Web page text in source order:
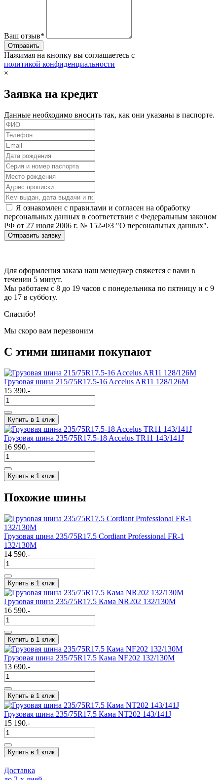
Ваш отзыв*
Нажимая на кнопку вы соглашаетесь с
политикой конфиденциальности
×
Заявка на кредит
Данные необходимо вносить так, как они указаны в паспорте.
Я ознакомлен с правилами и согласен на обработку
персональных данных в соответствии с Федеральным законом
РФ от 27 июля 2006 г. № 152-ФЗ "О персональных данных".
Отправить заявку
Для оформления заказа наш менеджер свяжется с вами в
течении 5 минут.
Мы работаем с 8 до 19 часов с понедельника по пятницу и с 9
до 17 в субботу.
Спасибо!
Мы скоро вам перезвоним
С этими шинами покупают
Грузовая шина 215/75R17.5-16 Accelus AR11 128/126M
15 390.-
Купить в 1 клик
Грузовая шина 235/75R17.5-18 Accelus TR11 143/141J
16 990.-
Купить в 1 клик
Похожие шины
Грузовая шина 235/75R17.5 Cordiant Professional FR-1
132/130M
14 590.-
Купить в 1 клик
Грузовая шина 235/75R17.5 Кама NR202 132/130M
16 590.-
Купить в 1 клик
Грузовая шина 235/75R17.5 Кама NF202 132/130M
13 690.-
Купить в 1 клик
Грузовая шина 235/75R17.5 Кама NT202 143/141J
15 190.-
Купить в 1 клик
Доставка